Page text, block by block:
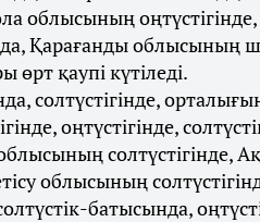
облысының
Қарағанды облысының
қаупі күтіледі.
солтүстігінде,
оңтүстігінде,
солтүстігінде,
облысының
батысында,